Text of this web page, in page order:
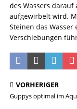
des Wassers darauf
aufgewirbelt wird.
Steinen das
Verschiebungen
VORHERIGER
Guppys optimal im